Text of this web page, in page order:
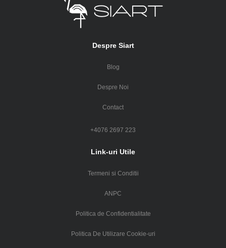
Despre Siart
Blog
Despre Noi
Contact
+4076 2697 223
Link-uri Utile
Termeni si Conditii
ANPC
Politica de Confidentialitate
Politica De Utilizare Cookie-uri